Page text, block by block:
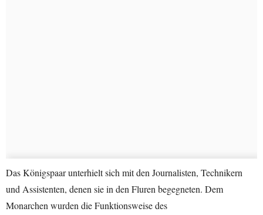
Das Königspaar unterhielt sich mit den Journalisten, Technikern
und Assistenten, denen sie in den Fluren begegneten. Dem
Monarchen wurden die Funktionsweise des